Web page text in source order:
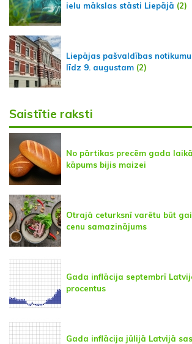
ielu mākslas stāsti Liepājā (2)
Liepājas pašvaldības
līdz 9. augustam (2)
Saistītie raksti
No pārtikas precēm gada
kāpums bijis maizei
Otrajā ceturksnī varētu būt
cenu samazinājums
Gada inflācija septembrī
procentus
Gada inflācija jūlijā Latvijā